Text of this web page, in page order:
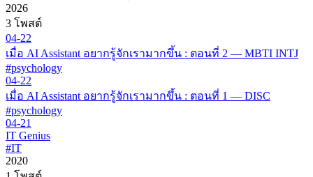
2026
3 โพสต์
04-22
เมื่อ AI Assistant อยากรู้จักเรามากขึ้น : ตอนที่ 2 — MBTI INTJ
#psychology
04-22
เมื่อ AI Assistant อยากรู้จักเรามากขึ้น : ตอนที่ 1 — DISC
#psychology
04-21
IT Genius
#IT
2020